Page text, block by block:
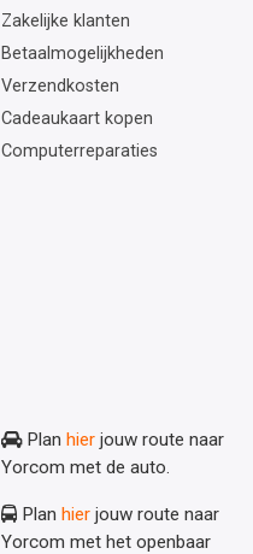
Zakelijke klanten
Betaalmogelijkheden
Verzendkosten
Cadeaukaart kopen
Computerreparaties
Plan hier jouw route naar
Yorcom met de auto.
Plan hier jouw route naar
Yorcom met het openbaar